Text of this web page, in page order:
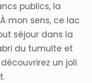
publics, la
mon sens, ce lac
séjour dans la
du tumulte et
un joli